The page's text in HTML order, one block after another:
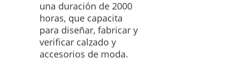
una duración de 2000
horas, que capacita
para diseñar, fabricar y
verificar calzado y
accesorios de moda.